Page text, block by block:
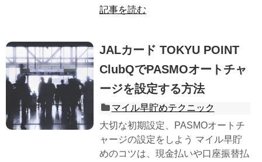
記事を読む
JALカード TOKYU POINT
ClubQでPASMOオートチャ
ージを設定する方法
マイル早貯めテクニック
大切な初期設定、PASMOオートチ
ャージの設定をしよう マイル早貯
めのコツは、現金払いや口座振替払